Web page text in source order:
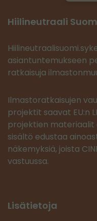
Hiilineutraali
asiantuntemukseen
ratkaisuja
Ilmastoratkaisujen
projektit saavat EU:n
projektien
sisältö edustaa
näkemyksiä, joista
vastuussa.
Lisätietoja